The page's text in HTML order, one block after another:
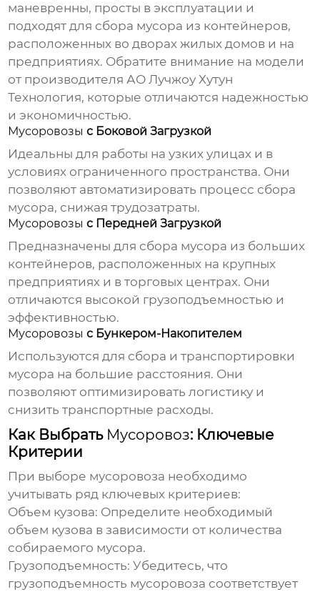
маневренны, просты в эксплуатации и
подходят для сбора мусора из контейнеров,
расположенных во дворах жилых домов и на
предприятиях. Обратите внимание на модели
от производителя АО Лучжоу Хутун
Технология, которые отличаются надежностью
и экономичностью.
Мусоровозы с Боковой Загрузкой
Идеальны для работы на узких улицах и в
условиях ограниченного пространства. Они
позволяют автоматизировать процесс сбора
мусора, снижая трудозатраты.
Мусоровозы с Передней Загрузкой
Предназначены для сбора мусора из больших
контейнеров, расположенных на крупных
предприятиях и в торговых центрах. Они
отличаются высокой грузоподъемностью и
эффективностью.
Мусоровозы с Бункером-Накопителем
Используются для сбора и транспортировки
мусора на большие расстояния. Они
позволяют оптимизировать логистику и
снизить транспортные расходы.
Как Выбрать Мусоровоз: Ключевые
Критерии
При выборе мусоровоза необходимо
учитывать ряд ключевых критериев:
Объем кузова: Определите необходимый
объем кузова в зависимости от количества
собираемого мусора.
Грузоподъемность: Убедитесь, что
грузоподъемность мусоровоза соответствует